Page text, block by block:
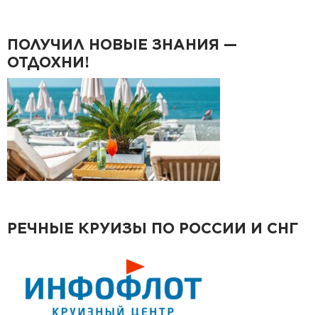
ПОЛУЧИЛ НОВЫЕ ЗНАНИЯ —
ОТДОХНИ!
РЕЧНЫЕ КРУИЗЫ ПО РОССИИ И СНГ